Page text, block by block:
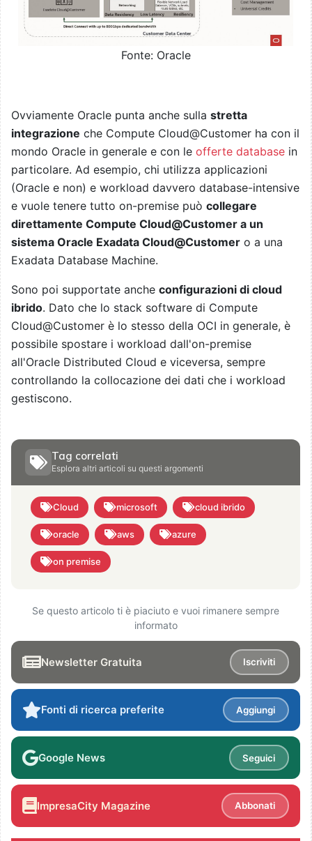
Fonte: Oracle
Ovviamente Oracle punta anche sulla stretta
integrazione che Compute Cloud@Customer ha con il
mondo Oracle in generale e con le offerte database in
particolare. Ad esempio, chi utilizza applicazioni
(Oracle e non) e workload davvero database-intensive
e vuole tenere tutto on-premise può collegare
direttamente Compute Cloud@Customer a un
sistema Oracle Exadata Cloud@Customer o a una
Exadata Database Machine.
Sono poi supportate anche configurazioni di cloud
ibrido. Dato che lo stack software di Compute
Cloud@Customer è lo stesso della OCI in generale, è
possibile spostare i workload dall'on-premise
all'Oracle Distributed Cloud e viceversa, sempre
controllando la collocazione dei dati che i workload
gestiscono.
Tag correlati
Esplora altri articoli su questi argomenti
Cloud microsoft cloud ibrido
oracle aws azure
on premise
Se questo articolo ti è piaciuto e vuoi rimanere sempre
informato
Newsletter Gratuita Iscriviti
Fonti di ricerca preferite Aggiungi
Google News Seguici
ImpresaCity Magazine Abbonati